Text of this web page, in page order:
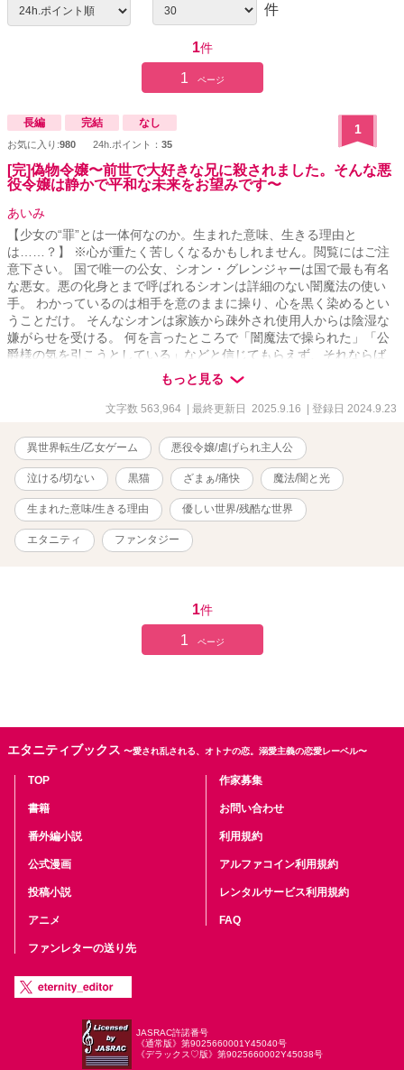
件
1件
1 ページ
長編 完結 なし
お気に入り:980 24h.ポイント： 35
1
[完]偽物令嬢〜前世で大好きな兄に殺されました。そんな悪
役令嬢は静かで平和な未来をお望みです〜
あいみ
【少女の“罪”とは一体何なのか。生まれた意味、生きる理由と
は……？】 ※心が重たく苦しくなるかもしれません。閲覧にはご注
意下さい。 国で唯一の公女、シオン・グレンジャーは国で最も有名
な悪女。悪の化身とまで呼ばれるシオンは詳細のない闇魔法の使い
手。 わかっているのは相手を意のままに操り、心を黒く染めるとい
うことだけ。 そんなシオンは家族から疎外され使用人からは陰湿な
嫌がらせを受ける。 何を言ったところで「闇魔法で操られた」「公
爵様の気を引こうとしている」などと信じてもらえず、それならば
誰にも心を開かないと決めた。 誰も信用はしない。自分だけの世界
で生きる。 ワガママで自己中。家のお金を使い宝石やドレスを買い
漁る。 それがーーーー。 転生して二度目の人生を歩む私の存在。 優
嫌われ者の悪役令嬢、シオン・グレンジャーになっていた。 「え、
待って。ここでも死ぬしかないの……？」 攻略対象者はシオンを嫌
う兄二人と婚約者。 ほぼ無理ゲーなんですけど。 シオンの断罪は一
年後の卒業式。 それまでに生き残る方法を考えなければいけないの
に、よりによって関わりを持ちたくない兄と暮らすなんて最悪！！
前世の記憶もあり兄には不快感しかない。 しかもヒロインが長男で
あるクローラーを攻略したら私は殺される。 次男のラエルなら国外
ん！！ 悪役令嬢に転生した私が目指すのは平凡で静かな人生。
もっと見る
文字数 563,964 | 最終更新日 2025.9.16 | 登録日 2024.9.23
異世界転生/乙女ゲーム 悪役令嬢/虐げられ主人公
泣ける/切ない 黒猫 ざまぁ/痛快 魔法/闇と光
生まれた意味/生きる理由 優しい世界/残酷な世界
エタニティ ファンタジー
1件
1 ページ
エタニティブックス 〜愛され乱される、オトナの恋。溺愛主義の恋愛レーベル〜
TOP
書籍
番外編小説
公式漫画
投稿小説
アニメ
ファンレターの送り先
作家募集
お問い合わせ
利用規約
アルファコイン利用規約
レンタルサービス利用規約
FAQ
JASRAC許諾番号
《通常版》第9025660001Y45040号
《デラックス♡版》第9025660002Y45038号